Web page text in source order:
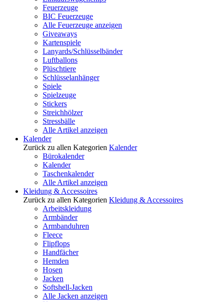
Feuerzeuge
BIC Feuerzeuge
Alle Feuerzeuge anzeigen
Giveaways
Kartenspiele
Lanyards/Schlüsselbänder
Luftballons
Plüschtiere
Schlüsselanhänger
Spiele
Spielzeuge
Stickers
Streichhölzer
Stressbälle
Alle Artikel anzeigen
Kalender
Zurück zu allen Kategorien Kalender
Bürokalender
Kalender
Taschenkalender
Alle Artikel anzeigen
Kleidung & Accessoires
Zurück zu allen Kategorien Kleidung & Accessoires
Arbeitskleidung
Armbänder
Armbanduhren
Fleece
Flipflops
Handfächer
Hemden
Hosen
Jacken
Softshell-Jacken
Alle Jacken anzeigen